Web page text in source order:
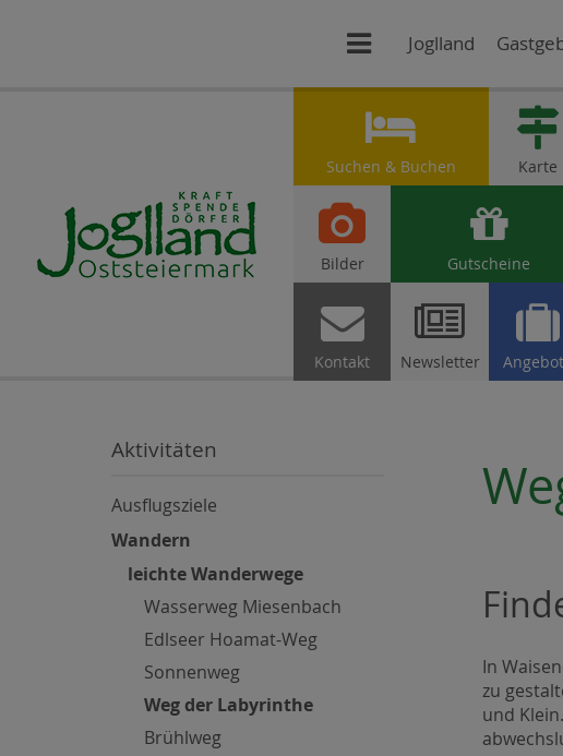

Suchen & Buchen

Karte

Bilder

Gutscheine

Kontakt

Newsletter

Aktivitäten
Ausflugsziele
Wandern
leichte Wanderwege
Wasserweg Miesenbach
Edlseer Hoamat-Weg
Sonnenweg
Weg der Labyrinthe
Brühlweg
In
zu
und
 Joglland